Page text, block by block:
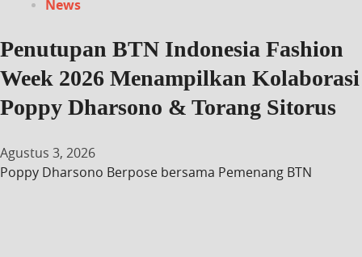
News
Penutupan BTN Indonesia Fashion
Week 2026 Menampilkan Kolaborasi
Poppy Dharsono & Torang Sitorus
Agustus 3, 2026
Poppy Dharsono Berpose bersama Pemenang BTN